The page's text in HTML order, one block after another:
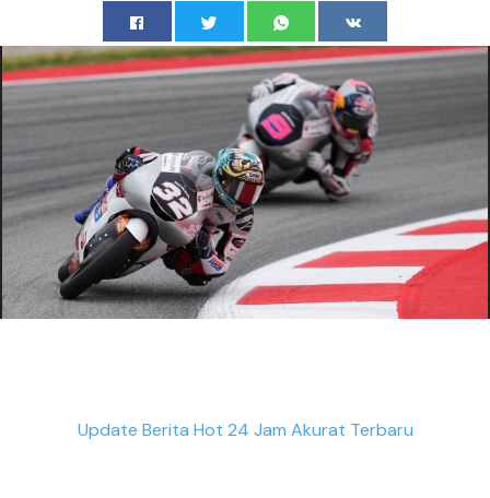
Update Berita Hot 24 Jam Akurat Terbaru